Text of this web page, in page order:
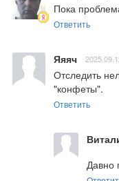
Пока
Ответить
Яяяч
Отследить
"конфеты".
Ответить
Давно